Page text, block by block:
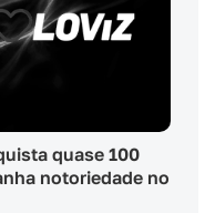
quase 100
notoriedade no